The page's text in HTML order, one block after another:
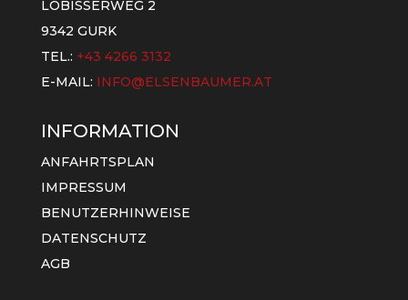
LOBISSERWEG 2
9342 GURK
TEL.: +43 4266 3132
E-MAIL: INFO@ELSENBAUMER.AT
INFORMATION
ANFAHRTSPLAN
IMPRESSUM
BENUTZERHINWEISE
DATENSCHUTZ
AGB